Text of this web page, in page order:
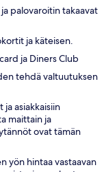
palovaroitin takaavat
ja käteisen.
ja Diners Club
tehdä valtuutuksen
asiakkaisiin
maittain ja
ovat tämän
yön hintaa vastaavan